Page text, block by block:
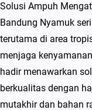
Solusi Ampuh
Bandung Nyamuk
terutama di area
menjaga
hadir menawarkan
berkualitas dengan
mutakhir dan bahan